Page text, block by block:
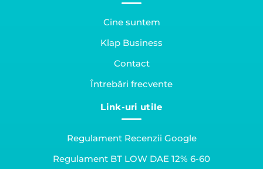
Cine suntem
Klap Business
Contact
Întrebări frecvente
Link-uri utile
Regulament Recenzii Google
Regulament BT LOW DAE 12% 6-60